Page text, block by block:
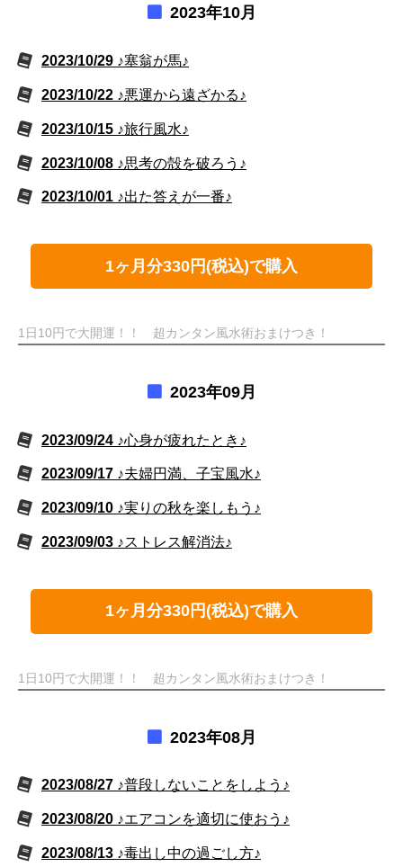
2023年10月
2023/10/29 ♪塞翁が馬♪
2023/10/22 ♪悪運から遠ざかる♪
2023/10/15 ♪旅行風水♪
2023/10/08 ♪思考の殻を破ろう♪
2023/10/01 ♪出た答えが一番♪
1ヶ月分330円(税込)で購入
1日10円で大開運！！ 超カンタン風水術おまけつき！
2023年09月
2023/09/24 ♪心身が疲れたとき♪
2023/09/17 ♪夫婦円満、子宝風水♪
2023/09/10 ♪実りの秋を楽しもう♪
2023/09/03 ♪ストレス解消法♪
1ヶ月分330円(税込)で購入
1日10円で大開運！！ 超カンタン風水術おまけつき！
2023年08月
2023/08/27 ♪普段しないことをしよう♪
2023/08/20 ♪エアコンを適切に使おう♪
2023/08/13 ♪毒出し中の過ごし方♪